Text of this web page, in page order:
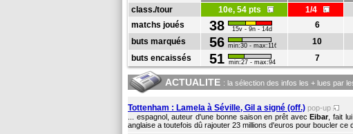
class./tour
10e, 54 pts 1/4
matchs joués 38 15v - 9n - 14d 6
buts marqués
56 min:30 - max:116 10
buts encaissés
51 min:27 - max:94 7
ACTUALITE : la sélection des infos les + lues par
Tottenham : Lamela à Séville, Gil a signé (off.) pop-up
... espagnol, auteur d'une bonne saison en prêt avecEibar, fait
anglaise a toutefois dû rajouter 23 millions d'euros pour boucler ce